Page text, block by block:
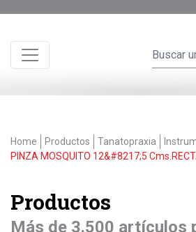
Home Productos Tanatopraxia
PINZA MOSQUITO 12&#8217;5
Productos
Más de 3.500 artículos